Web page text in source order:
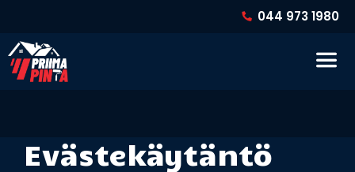
044 973 1980
Evästekäytäntö